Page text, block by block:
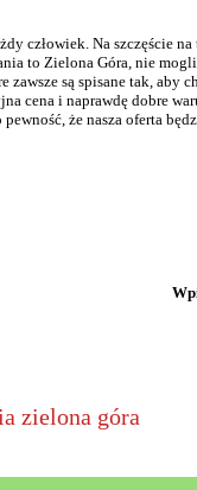
człowiek. Na szczęście
to Zielona Góra, nie
są spisane tak, aby
cena i naprawdę dobre
że nasza oferta
zielona góra